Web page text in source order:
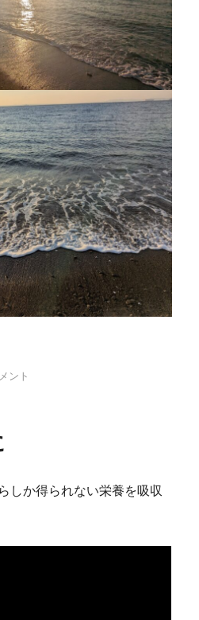
ント
か得られない栄養を吸収